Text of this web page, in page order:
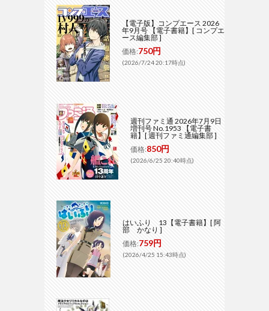
【電子版】コンプエース 2026
年9月号 【電子書籍】[ コンプエ
ース編集部 ]
価格:750円
(2026/7/24 20:17時点)
週刊ファミ通 2026年7月9日
増刊号 No.1953 【電子書
籍】[ 週刊ファミ通編集部 ]
価格:850円
(2026/6/25 20:40時点)
はいふり 13【電子書籍】[ 阿
部 かなり ]
価格:759円
(2026/4/25 15:43時点)